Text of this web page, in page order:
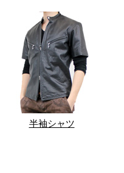
半袖シャツ